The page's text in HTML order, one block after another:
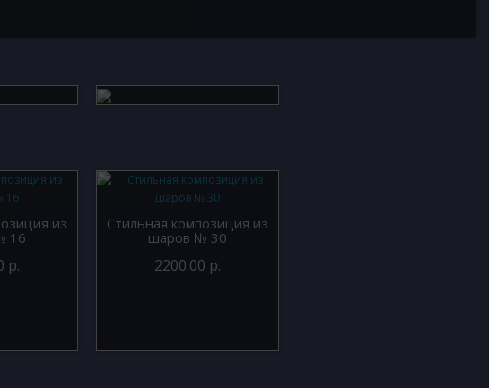
из
16
р.
Стильная композиция из
шаров № 30
2200.00 р.